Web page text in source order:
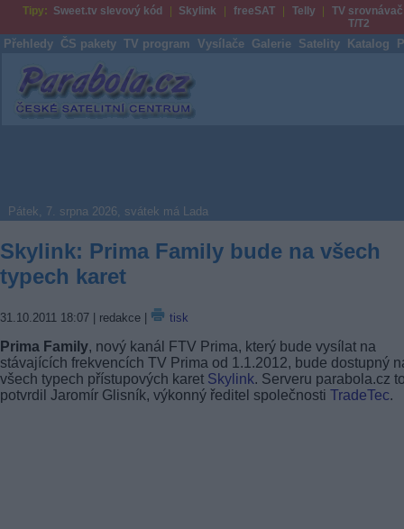
Tipy: Sweet.tv slevový kód Skylink freeSAT Telly
TV srovnávač
T/T2
Přehledy ČS pakety TV program Vysílače Galerie Satelity Katalog
Parabola.cz
Pátek, 7. srpna 2026, svátek má Lada
Skylink: Prima Family bude na všech
typech karet
31.10.2011 18:07 | redakce | tisk
Prima Family, nový kanál FTV Prima, který bude vysílat na
stávajících frekvencích TV Prima od 1.1.2012, bude dostupný
všech typech přístupových karet Skylink. Serveru parabola.cz
potvrdil Jaromír Glisník, výkonný ředitel společnosti TradeTec.